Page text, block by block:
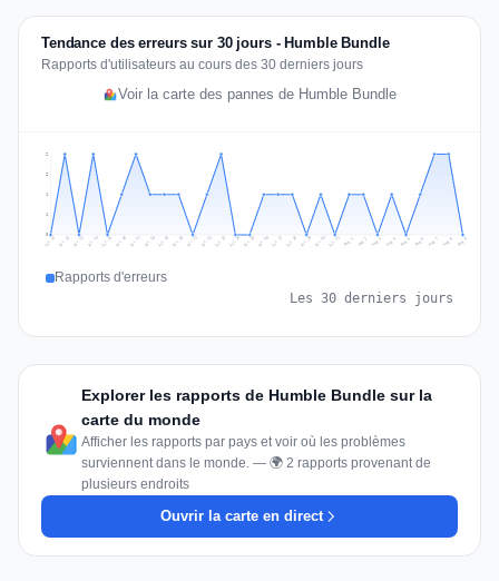
Tendance des erreurs sur 30 jours - Humble Bundle
Rapports d'utilisateurs au cours des 30 derniers jours
Voir la carte des pannes de Humble Bundle
1
1
2
2
Jul 11 Jul 12 Jul 13 Jul 14 Jul 15 Jul 16 Jul 17 Jul 18 Jul 19 Jul 20 Jul 21 Jul 22 Jul 23 Jul 24 Jul 25 Jul 26 Jul 27 Jul 28 Jul 29 Jul 30 Jul 31 Aug 1 Aug 2 Aug 3 Aug 4 Aug 5 Aug 6 Aug 7 Aug 8 Aug 9
Rapports d'erreurs
Les 30 derniers jours
Explorer les rapports de Humble Bundle sur la
carte du monde
Afficher les rapports par pays et voir où les problèmes
surviennent dans le monde. — 🌍 2 rapports provenant de
plusieurs endroits
Ouvrir la carte en direct